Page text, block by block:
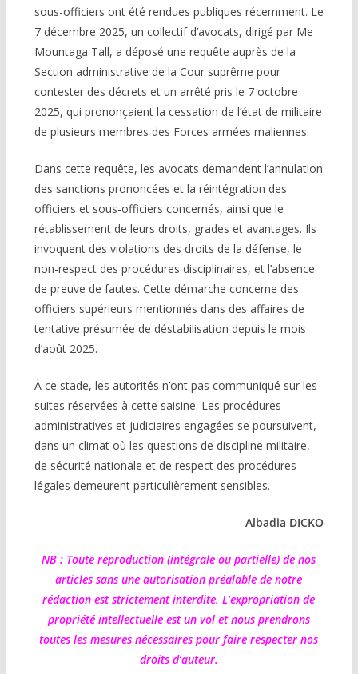
sous-officiers ont été rendues publiques récemment. Le
7 décembre 2025, un collectif d’avocats, dirigé par Me
Mountaga Tall, a déposé une requête auprès de la
Section administrative de la Cour suprême pour
contester des décrets et un arrêté pris le 7 octobre
2025, qui prononçaient la cessation de l’état de militaire
de plusieurs membres des Forces armées maliennes.
Dans cette requête, les avocats demandent l’annulation
des sanctions prononcées et la réintégration des
officiers et sous-officiers concernés, ainsi que le
rétablissement de leurs droits, grades et avantages. Ils
invoquent des violations des droits de la défense, le
non-respect des procédures disciplinaires, et l’absence
de preuve de fautes. Cette démarche concerne des
officiers supérieurs mentionnés dans des affaires de
tentative présumée de déstabilisation depuis le mois
d’août 2025.
À ce stade, les autorités n’ont pas communiqué sur les
suites réservées à cette saisine. Les procédures
administratives et judiciaires engagées se poursuivent,
dans un climat où les questions de discipline militaire,
de sécurité nationale et de respect des procédures
légales demeurent particulièrement sensibles.
Albadia DICKO
NB : Toute reproduction (intégrale ou partielle) de nos
articles sans une autorisation préalable de notre
rédaction est strictement interdite. L’expropriation de
propriété intellectuelle est un vol et nous prendrons
toutes les mesures nécessaires pour faire respecter nos
droits d’auteur.